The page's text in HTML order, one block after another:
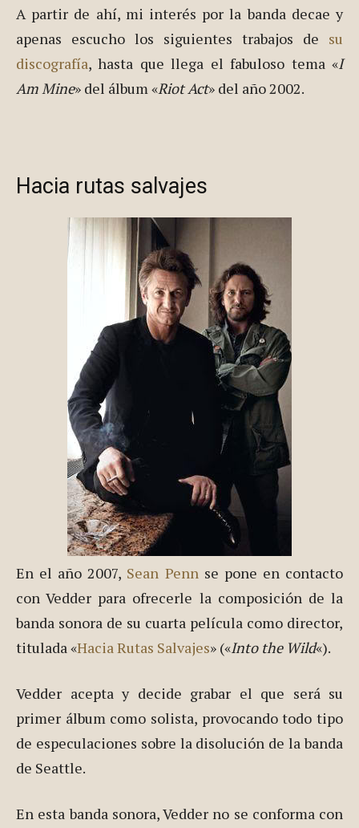
A partir de ahí, mi interés por la banda decae y
apenas escucho los siguientes trabajos de su
discografía, hasta que llega el fabuloso tema «I
Am Mine» del álbum «Riot Act» del año 2002.
Hacia rutas salvajes
En el año 2007, Sean Pennse pone en contacto
con Vedder para ofrecerle la composición de la
banda sonora de su cuarta película como director,
titulada «Hacia Rutas Salvajes» («Into the Wild«).
Vedder acepta y decide grabar el que será su
primer álbum como solista, provocando todo tipo
de especulaciones sobre la disolución de la banda
de Seattle.
En esta banda sonora, Vedder no se conforma con